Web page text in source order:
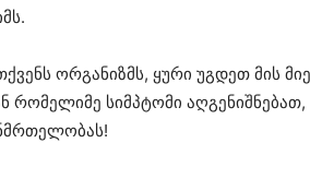
ორგანიზმს, ყური უგდეთ მის
რომელიმე სიმპტომი